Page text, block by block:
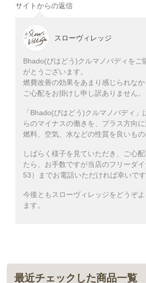
サイトからの返信
スローヴィレッジ
Bhado(びはどう)クルマノバディをご
がとうございます。
燃費改善の効果をあまり感じられなか
ご心配をお掛けし申し訳ありません。
「Bhado(びはどう)クルマノバディ
らのマイナスの働きを、プラス方向
燃料、空気、水などの性質を良いもの
しばらく様子を見ていただき、ご心
たら、お手数ですが当店のフリーダ
53）までお電話いただければ幸いです
今後ともスローヴィレッジをどうぞ
ます。
最近チェックした商品一覧